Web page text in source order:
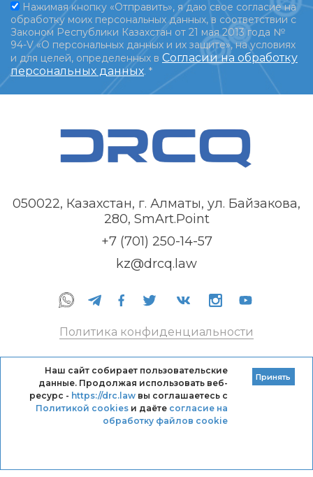
Нажимая кнопку «Отправить», я даю свое согласие на
обработку моих персональных данных, в соответствии с
Законом Республики Казахстан от 21 мая 2013 года №
94-V «О персональных данных и их защите», на условиях
и для целей, определенных в Согласии на обработку
персональных данных. *
050022, Казахстан, г. Алматы, ул. Байзакова,
280, SmArt.Point
+7 (701) 250-14-57
kz@drcq.law
Политика конфиденциальности
Кодекс профессиональной этики DRC
Правила оказания услуг
Наш сайт собирает пользовательские
данные. Продолжая использовать веб-
ресурс - https://drc.lawвы соглашаетесь с
Политикой cookiesи даёте согласие на
обработку файлов cookie
Принять